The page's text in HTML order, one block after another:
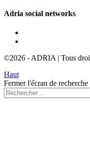
Adria social networks
©2026 - ADRIA | Tous
Haut
Fermer l'écran de recherche
Recherche
pour :